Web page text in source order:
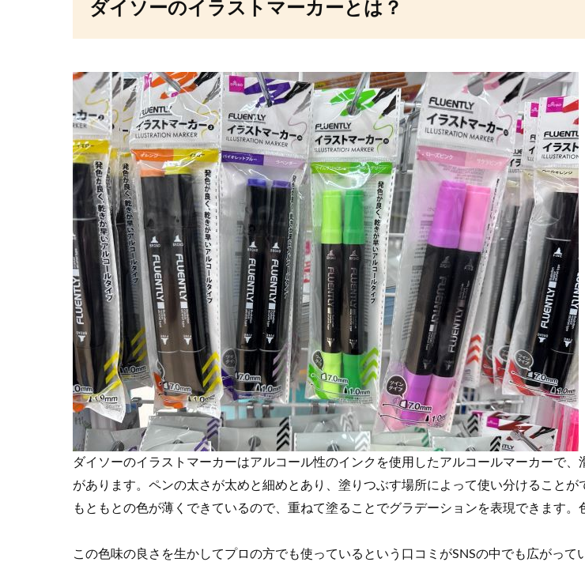
ダイソーのイラストマーカーとは？
ダイソーのイラストマーカーはアルコール性のインクを使用したアルコールマーカーで
があります。ペンの太さが太めと細めとあり、塗りつぶす場所によって使い分けることが
もともとの色が薄くできているので、重ねて塗ることでグラデーションを表現できます
この色味の良さを生かしてプロの方でも使っているという口コミがSNSの中でも広がっ